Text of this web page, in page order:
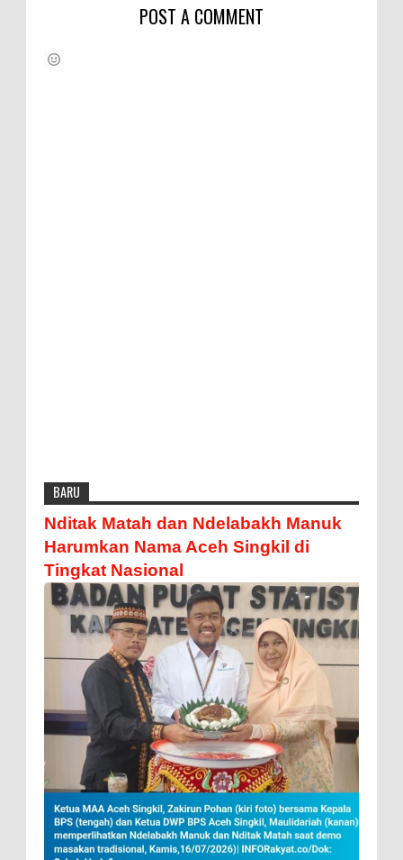
POST A COMMENT
BARU
Nditak Matah dan Ndelabakh Manuk
Harumkan Nama Aceh Singkil di
Tingkat Nasional